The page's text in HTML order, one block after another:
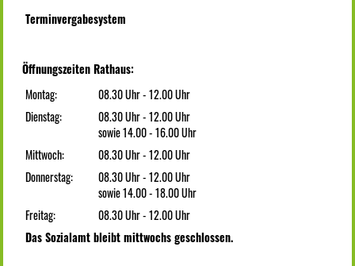
Terminvergabesystem
Öffnungszeiten Rathaus:
Montag:
08.30 Uhr - 12.00 Uhr
Dienstag:
08.30 Uhr - 12.00 Uhr
sowie 14.00 - 16.00 Uhr
Mittwoch:
08.30 Uhr - 12.00 Uhr
Donnerstag:
08.30 Uhr - 12.00 Uhr
sowie 14.00 - 18.00 Uhr
Freitag:
08.30 Uhr - 12.00 Uhr
Das Sozialamt bleibt mittwochs geschlossen.